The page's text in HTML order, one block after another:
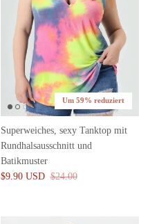
Um 59% reduziert
Superweiches, sexy Tanktop mit
Rundhalsausschnitt und
Batikmuster
$9.90 USD $24.00